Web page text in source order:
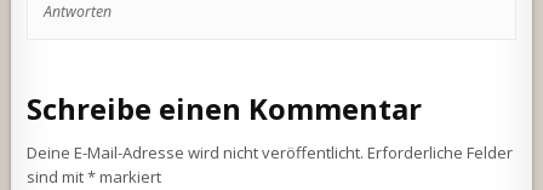
Antworten
Schreibe einen Kommentar
Deine E-Mail-Adresse wird nicht veröffentlicht. Erforderliche Felder
sind mit*markiert